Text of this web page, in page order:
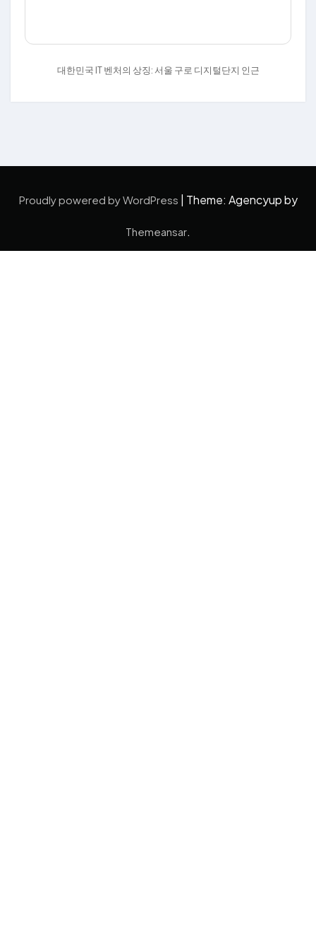
대한민국 IT 벤처의 상징: 서울 구로 디지털단지 인근
Proudly powered by WordPress Theme: Agencyup by
Themeansar.